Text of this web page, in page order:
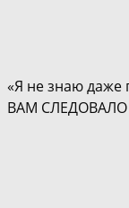
«Я не знаю даже
ВАМ СЛЕДОВАЛО